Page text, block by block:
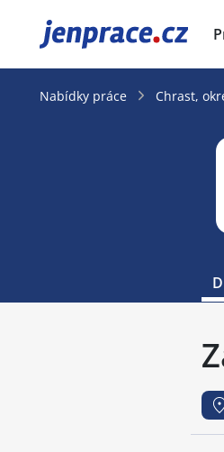
JenPráce.cz
Nabídky práce Chrast,